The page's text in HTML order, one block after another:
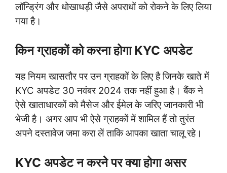
लॉन्ड्रिंग और धोखाधड़ी जैसे अपराधों को रोकने के लिए लिया
गया है।
किन ग्राहकों को करना होगा KYC अपडेट
यह नियम खासतौर पर उन ग्राहकों के लिए है जिनके खाते में
KYC अपडेट 30 नवंबर 2024 तक नहीं हुआ है। बैंक ने
ऐसे खाताधारकों को मैसेज और ईमेल के जरिए जानकारी भी
भेजी है। अगर आप भी ऐसे ग्राहकों में शामिल हैं तो तुरंत
अपने दस्तावेज जमा करा लें ताकि आपका खाता चालू रहे।
KYC अपडेट न करने पर क्या होगा असर